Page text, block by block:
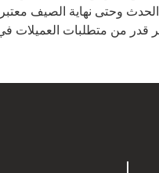
وحتى نهاية الصيف